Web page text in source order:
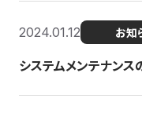
2024.01.12 お知
システムメンテナンス